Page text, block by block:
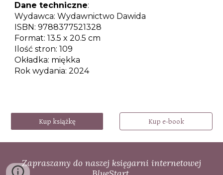
Dane techniczne:
Wydawca: Wydawnictwo Dawida
ISBN: 9788377521328
Format: 13.5 x 20.5 cm
Ilość stron: 109
Okładka: miękka
Rok wydania: 2024
Kup książkę Kup e-book
Zapraszamy do naszej księgarni internetowej